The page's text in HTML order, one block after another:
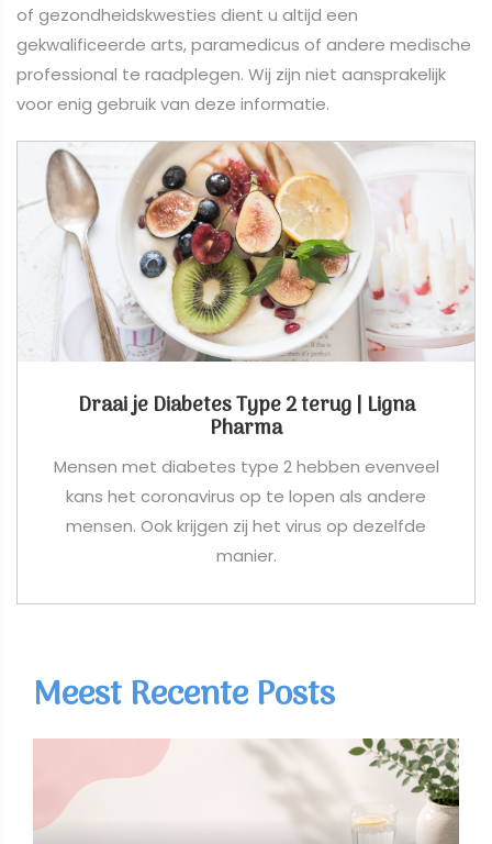
of gezondheidskwesties dient u altijd een
gekwalificeerde arts, paramedicus of andere medische
professional te raadplegen. Wij zijn niet aansprakelijk
voor enig gebruik van deze informatie.
Draai je Diabetes Type 2 terug | Ligna
Pharma
Mensen met diabetes type 2 hebben evenveel
kans het coronavirus op te lopen als andere
mensen. Ook krijgen zij het virus op dezelfde
manier.
Meest Recente Posts